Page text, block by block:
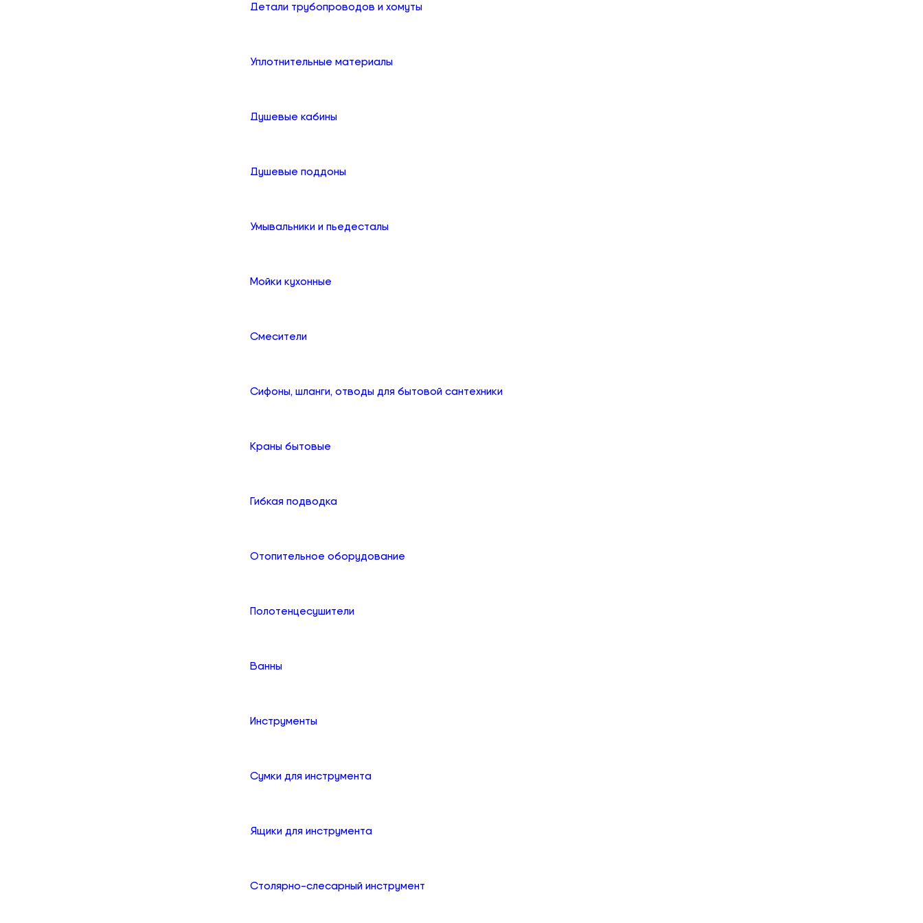
Детали трубопроводов и хомуты
Уплотнительные материалы
Душевые кабины
Душевые поддоны
Умывальники и пьедесталы
Мойки кухонные
Смесители
Сифоны, шланги, отводы для бытовой сантехники
Краны бытовые
Гибкая подводка
Отопительное оборудование
Полотенцесушители
Ванны
Инструменты
Сумки для инструмента
Ящики для инструмента
Столярно-слесарный инструмент